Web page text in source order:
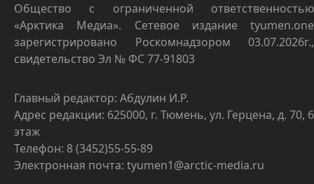
Общество с ограниченной ответственностью
«Арктика Медиа». Сетевое издание tyumen.one
зарегистрировано Роскомнадзором 03.07.2026г.,
свидетельство Эл № ФС 77-91803
Главный редактор: Абдулин И.Р.
Адрес редакции: 625000, г. Тюмень, ул. Герцена, д. 70, 6
этаж
Телефон: 8 (3452)55-55-89
Электронная почта: tyumen1@arctic-media.ru